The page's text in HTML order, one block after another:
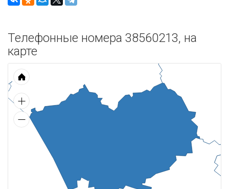
Телефонные номера 38560213, на
карте